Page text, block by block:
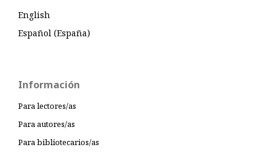
English
Español (España)
Información
Para lectores/as
Para autores/as
Para bibliotecarios/as